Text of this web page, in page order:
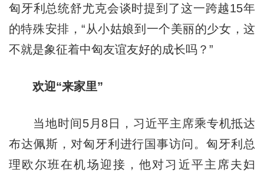
匈牙利总统舒尤克会谈时提到了这一跨越15年
的特殊安排，“从小姑娘到一个美丽的少女，这
不就是象征着中匈友谊友好的成长吗？”
欢迎“来家里”
当地时间5月8日，习近平主席乘专机抵达
布达佩斯，对匈牙利进行国事访问。匈牙利总
理欧尔班在机场迎接，他对习近平主席夫妇